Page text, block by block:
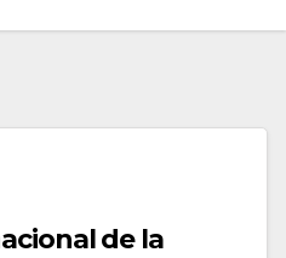
de la